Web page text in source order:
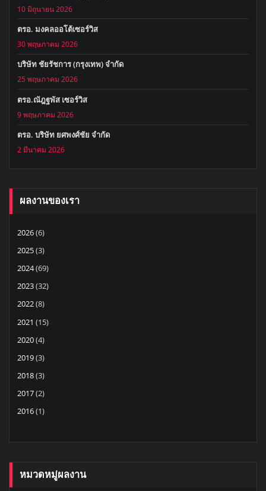
10 มิถุนายน 2026
ตรอ. มงคลออโต้เซอร์วิส
30 พฤษภาคม 2026
บริษัท ชัยรัชการ (กรุงเทพ) จำกัด
25 พฤษภาคม 2026
ตรอ.ณัฎฐพัส เซอร์วิส
9 พฤษภาคม 2026
ตรอ. บริษัท ยศพงศ์ชัย จำกัด
2 มีนาคม 2026
ผลงานของเรา
2026(6)
2025(3)
2024(69)
2023(32)
2022(8)
2021 (15)
2020(4)
2019(3)
2018(3)
2017(2)
2016(1)
หมวดหมู่ผลงาน